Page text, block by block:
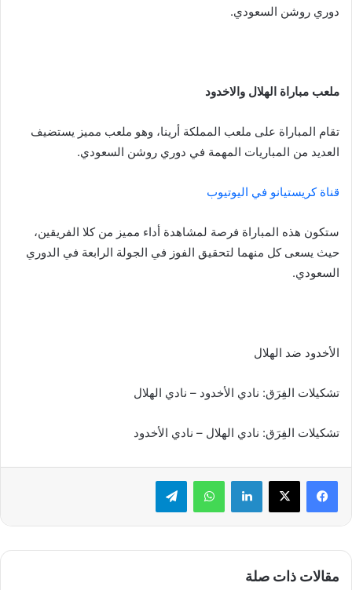
دوري روشن السعودي.
ملعب مباراة الهلال والاخدود
تقام المباراة على ملعب المملكة أرينا، وهو ملعب مميز يستضيف
العديد من المباريات المهمة في دوري روشن السعودي.
قناة كريستيانو في اليوتيوب
ستكون هذه المباراة فرصة لمشاهدة أداء مميز من كلا الفريقين،
حيث يسعى كل منهما لتحقيق الفوز في الجولة الرابعة في الدوري
السعودي.
الأخدود ضد الهلال
تشكيلات الفِرَق: نادي الأخدود – نادي الهلال
تشكيلات الفِرَق: نادي الهلال – نادي الأخدود
لينكدإن واتساب تيلقرام
مقالات ذات صلة